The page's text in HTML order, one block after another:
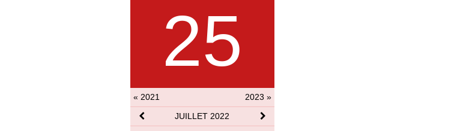
25
« 2021
2023 »
JUILLET 2022